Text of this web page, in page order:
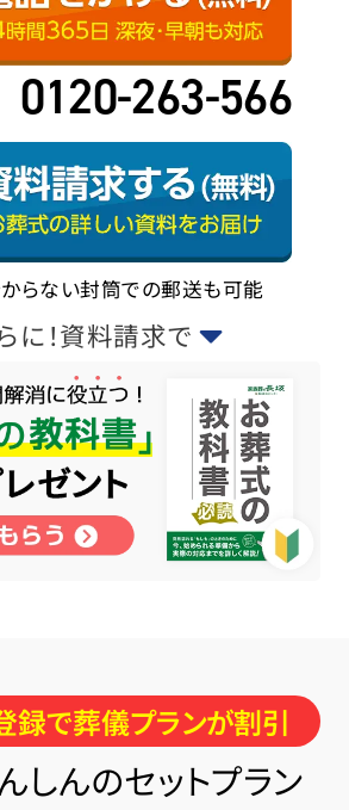
0120-263-566
らない封筒での郵送も可能
に！資料請求で
録で葬儀プランが割引
しんのセットプラン